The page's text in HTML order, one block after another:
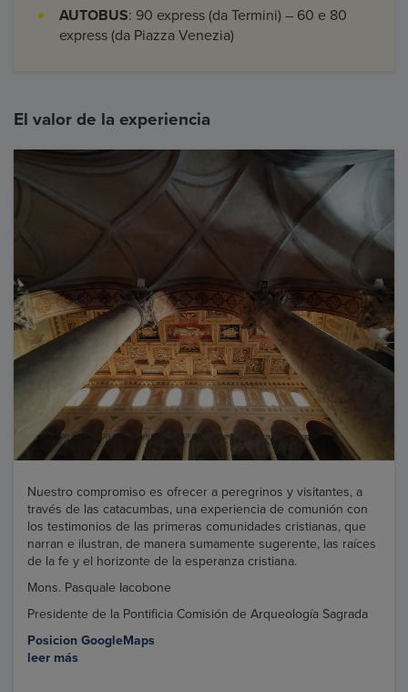
AUTOBUS: 90 express (da Termini) – 60 e 80
express (da Piazza Venezia)
El valor de la experiencia
Nuestro compromiso es ofrecer a peregrinos y visitantes, a
través de las catacumbas, una experiencia de comunión con
los testimonios de las primeras comunidades cristianas, que
narran e ilustran, de manera sumamente sugerente, las raíces
de la fe y el horizonte de la esperanza cristiana.
Mons. Pasquale Iacobone
Presidente de la Pontificia Comisión de Arqueología Sagrada
Posicion GoogleMaps
leer más